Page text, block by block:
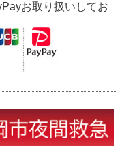
お取り扱いしてお